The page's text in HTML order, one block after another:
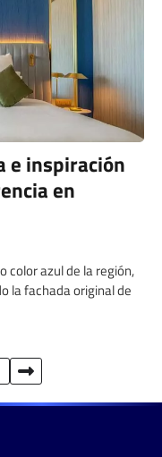
e inspiración
en
color azul de la región,
la fachada original de